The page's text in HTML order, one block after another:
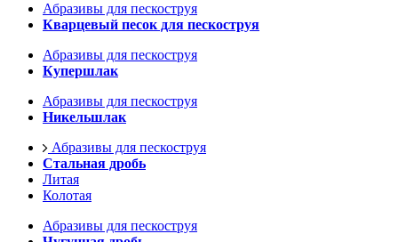
Абразивы для пескоструя
Кварцевый песок для пескоструя
Абразивы для пескоструя
Купершлак
Абразивы для пескоструя
Никельшлак
Абразивы для пескоструя
Стальная дробь
Литая
Колотая
Абразивы для пескоструя